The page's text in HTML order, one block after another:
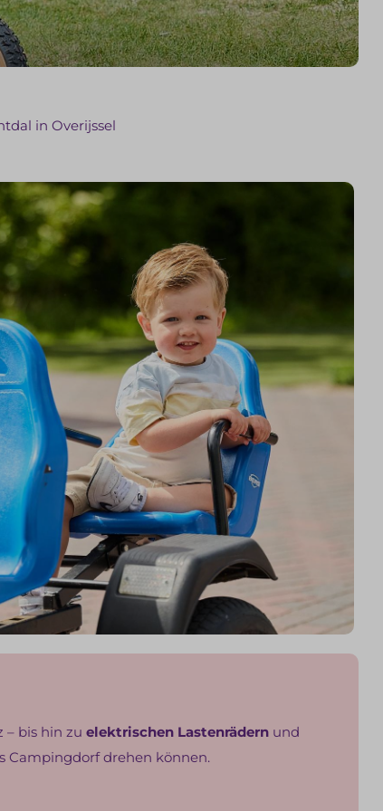
in Overijssel
– bis hin zu elektrischen Lastenrädernund
Campingdorf drehen können.